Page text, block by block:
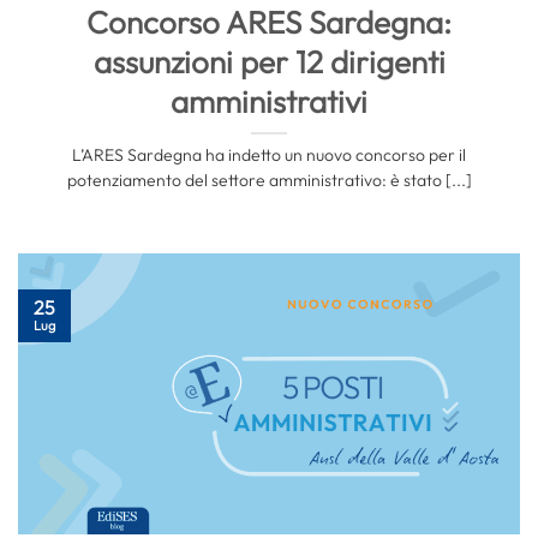
Concorso ARES Sardegna:
assunzioni per 12 dirigenti
amministrativi
L’ARES Sardegna ha indetto un nuovo concorso per il
potenziamento del settore amministrativo: è stato [...]
25
Lug